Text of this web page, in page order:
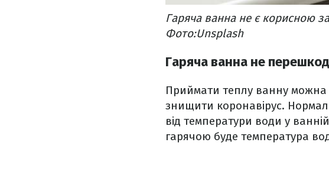
Гаряча ванна не є корисною
Фото:Unsplash
Гаряча ванна не
Приймати теплу ванну можна
знищити коронавірус.
від температури води у
гарячою буде температура